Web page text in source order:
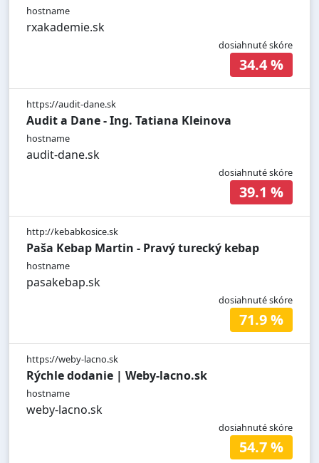
hostname
rxakademie.sk
dosiahnuté skóre
34.4 %
https://audit-dane.sk
Audit a Dane - Ing. Tatiana Kleinova
hostname
audit-dane.sk
dosiahnuté skóre
39.1 %
http://kebabkosice.sk
Paša Kebap Martin - Pravý turecký kebap
hostname
pasakebap.sk
dosiahnuté skóre
71.9 %
https://weby-lacno.sk
Rýchle dodanie | Weby-lacno.sk
hostname
weby-lacno.sk
dosiahnuté skóre
54.7 %